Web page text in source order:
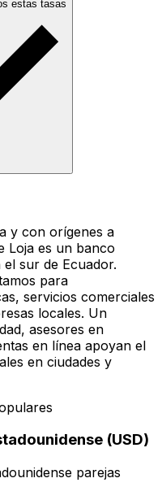
estas tasas
y con orígenes a
Loja es un banco
sur de Ecuador.
para
servicios comerciales
locales. Un
asesores en
en línea apoyan el
en ciudades y
(USD)
parejas